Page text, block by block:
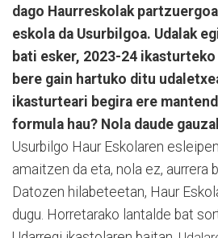
dago Haurreskolak
eskola da Usurbilgoa. Udalak
bati esker, 2023-24
bere gain hartuko ditu
ikasturteari begira ere
formula hau? Nola daude
Usurbilgo Haur Eskolaren
amaitzen da eta, nola ez, aurrera
Datozen hilabeteetan, Haur
dugu. Horretarako lantalde bat